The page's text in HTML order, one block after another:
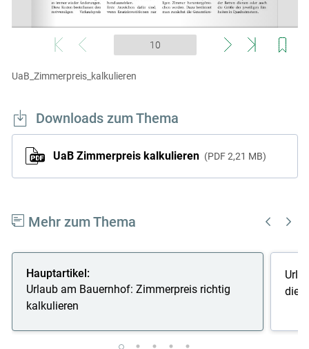
UaB_Zimmerpreis_kalkulieren
Downloads zum Thema
UaB Zimmerpreis kalkulieren PDF 2,21 MB
Mehr zum Thema
Hauptartikel:
Urlaub am Bauernhof: Zimmerpreis richtig
kalkulieren
die